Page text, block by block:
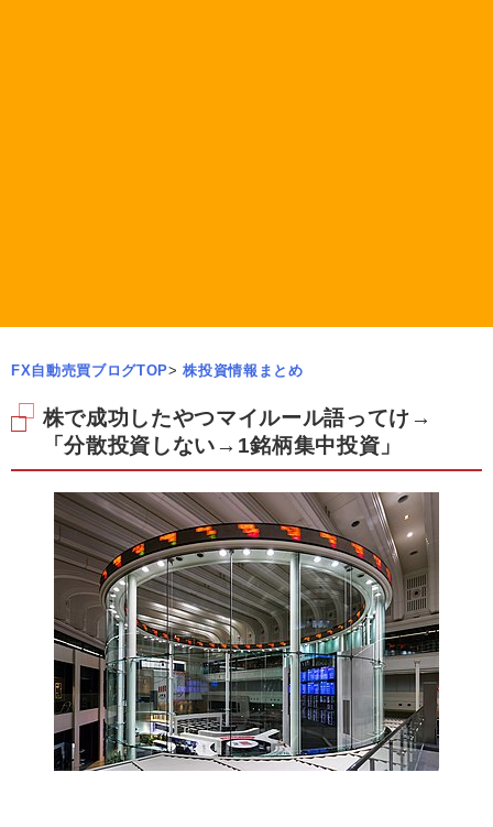
FX自動売買ブログTOP> 株投資情報まとめ
株で成功したやつマイルール語ってけ→
「分散投資しない→1銘柄集中投資」